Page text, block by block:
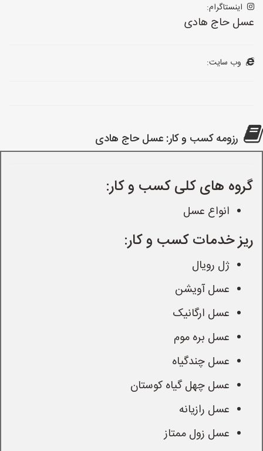
اینستاگرام:
عسل حاج هادی
وب سایت:
رزومه کسب و کار: عسل حاج هادی
گروه های کلی کسب و کار:
انواع عسل
ریز خدمات کسب و کار:
ژل رویال
عسل آویشن
عسل ارگانیک
عسل بره موم
عسل چندگیاه
عسل چهل گیاه کوستان
عسل رازیانه
عسل زول ممتاز